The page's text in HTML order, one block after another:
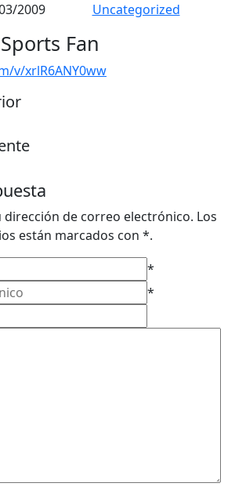
2009
Uncategorized
Fan
v/xrlR6ANY0ww
dirección de correo electrónico. Los
están marcados con *.
*
*